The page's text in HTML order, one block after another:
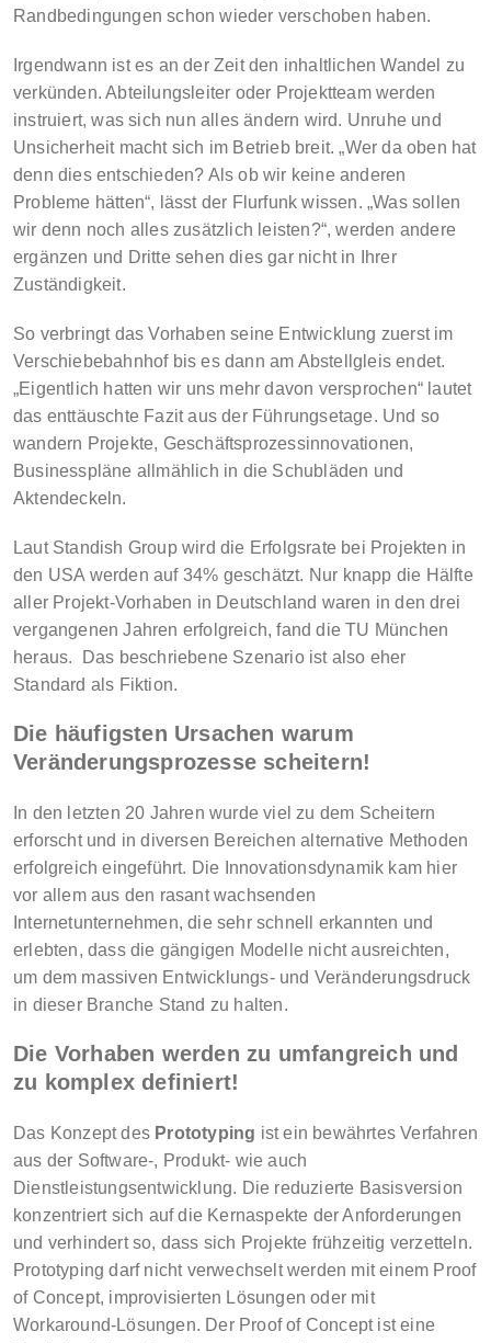
Randbedingungen schon wieder verschoben haben.
Irgendwann ist es an der Zeit den inhaltlichen Wandel zu
verkünden. Abteilungsleiter oder Projektteam werden
instruiert, was sich nun alles ändern wird. Unruhe und
Unsicherheit macht sich im Betrieb breit. „Wer da oben hat
denn dies entschieden? Als ob wir keine anderen
Probleme hätten“, lässt der Flurfunk wissen. „Was sollen
wir denn noch alles zusätzlich leisten?“, werden andere
ergänzen und Dritte sehen dies gar nicht in Ihrer
Zuständigkeit.
So verbringt das Vorhaben seine Entwicklung zuerst im
Verschiebebahnhof bis es dann am Abstellgleis endet.
„Eigentlich hatten wir uns mehr davon versprochen“ lautet
das enttäuschte Fazit aus der Führungsetage. Und so
wandern Projekte, Geschäftsprozessinnovationen,
Businesspläne allmählich in die Schubläden und
Aktendeckeln.
Laut Standish Group wird die Erfolgsrate bei Projekten in
den USA werden auf 34% geschätzt. Nur knapp die Hälfte
aller Projekt-Vorhaben in Deutschland waren in den drei
vergangenen Jahren erfolgreich, fand die TU München
heraus. Das beschriebene Szenario ist also eher
Standard als Fiktion.
Die häufigsten Ursachen warum
Veränderungsprozesse scheitern!
In den letzten 20 Jahren wurde viel zu dem Scheitern
erforscht und in diversen Bereichen alternative Methoden
erfolgreich eingeführt. Die Innovationsdynamik kam hier
vor allem aus den rasant wachsenden
Internetunternehmen, die sehr schnell erkannten und
erlebten, dass die gängigen Modelle nicht ausreichten,
um dem massiven Entwicklungs- und Veränderungsdruck
in dieser Branche Stand zu halten.
Die Vorhaben werden zu umfangreich und
zu komplex definiert!
Das Konzept des Prototyping ist ein bewährtes Verfahren
aus der Software-, Produkt- wie auch
Dienstleistungsentwicklung. Die reduzierte Basisversion
konzentriert sich auf die Kernaspekte der Anforderungen
und verhindert so, dass sich Projekte frühzeitig verzetteln.
Prototyping darf nicht verwechselt werden mit einem Proof
of Concept, improvisierten Lösungen oder mit
Workaround-Lösungen. Der Proof of Concept ist eine